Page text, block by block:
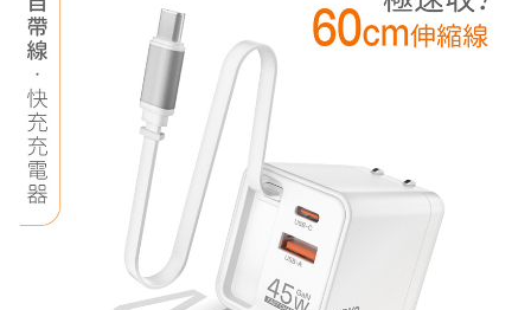
產地：中國製造/台灣監製
保固：主商品非人為損壞保固一年，贈品配件不在保固範圍內(維
修需自行負擔來回運費)